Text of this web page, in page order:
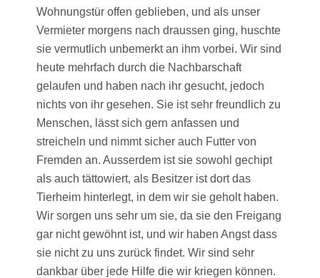
Wohnungstür offen geblieben, und als unser
Vermieter morgens nach draussen ging, huschte
sie vermutlich unbemerkt an ihm vorbei. Wir sind
heute mehrfach durch die Nachbarschaft
gelaufen und haben nach ihr gesucht, jedoch
nichts von ihr gesehen. Sie ist sehr freundlich zu
Menschen, lässt sich gern anfassen und
streicheln und nimmt sicher auch Futter von
Fremden an. Ausserdem ist sie sowohl gechipt
als auch tättowiert, als Besitzer ist dort das
Tierheim hinterlegt, in dem wir sie geholt haben.
Wir sorgen uns sehr um sie, da sie den Freigang
gar nicht gewöhnt ist, und wir haben Angst dass
sie nicht zu uns zurück findet. Wir sind sehr
dankbar über jede Hilfe die wir kriegen können.